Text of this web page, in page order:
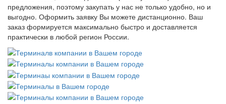
предложения, поэтому закупать у нас не только удобно, но и
выгодно. Оформить заявку Вы можете дистанционно. Ваш
заказ формируется максимально быстро и доставляется
практически в любой регион России.